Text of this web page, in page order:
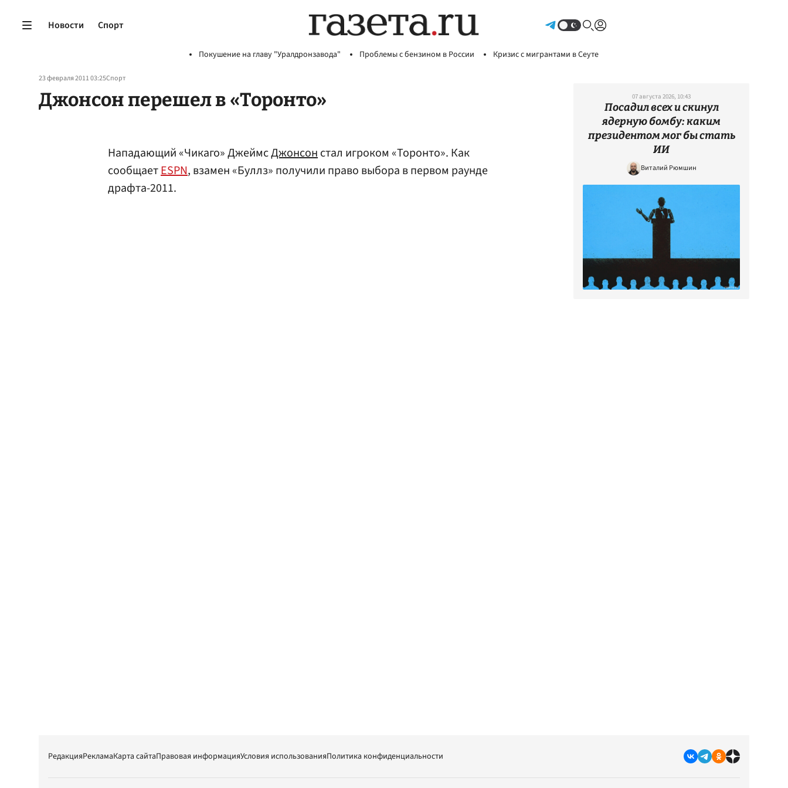
Новости Спорт
Покушение на главу "Уралдронзавода" Проблемы с бензином в России Кризис с мигрантами в Сеуте
23 февраля 2011 03:25Спорт
Джонсон перешел в «Торонто»
Нападающий «Чикаго» ДжеймсДжонсонстал игроком «Торонто». Как
сообщаетESPN, взамен «Буллз» получили право выбора в первом раунде
драфта-2011.
07 августа 2026, 10:43
Посадил всех и скинул
ядерную бомбу: каким
президентом мог бы стать
ИИ
Виталий Рюмшин
РедакцияРекламаКарта сайтаПравовая информацияУсловия использованияПолитика конфиденциальности